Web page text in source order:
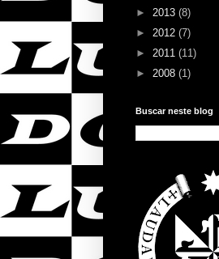
► 2013 (8)
► 2012 (7)
► 2011 (11)
► 2008 (1)
Buscar neste blog